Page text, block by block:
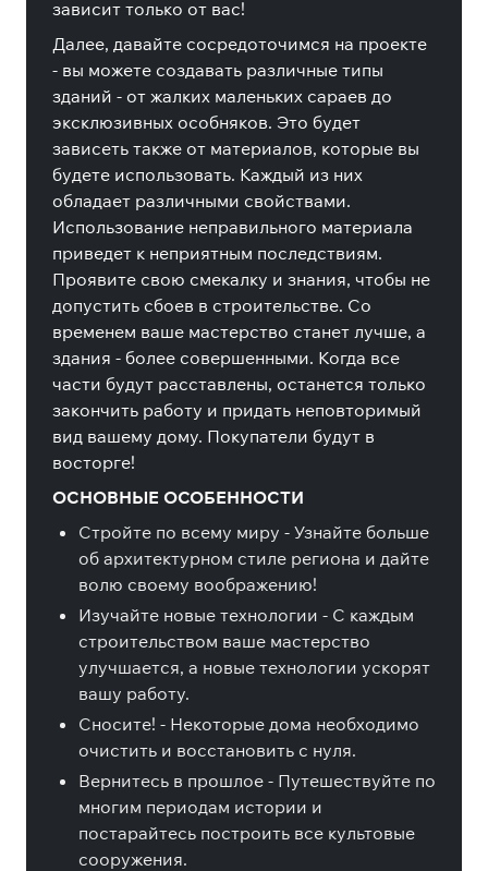
зависит только от вас!
Далее, давайте сосредоточимся на проекте
- вы можете создавать различные типы
зданий - от жалких маленьких сараев до
эксклюзивных особняков. Это будет
зависеть также от материалов, которые вы
будете использовать. Каждый из них
обладает различными свойствами.
Использование неправильного материала
приведет к неприятным последствиям.
Проявите свою смекалку и знания, чтобы не
допустить сбоев в строительстве. Со
временем ваше мастерство станет лучше, а
здания - более совершенными. Когда все
части будут расставлены, останется только
закончить работу и придать неповторимый
вид вашему дому. Покупатели будут в
восторге!
ОСНОВНЫЕ ОСОБЕННОСТИ
Стройте по всему миру - Узнайте больше
об архитектурном стиле региона и дайте
волю своему воображению!
Изучайте новые технологии - С каждым
строительством ваше мастерство
улучшается, а новые технологии ускорят
вашу работу.
Сносите! - Некоторые дома необходимо
очистить и восстановить с нуля.
Вернитесь в прошлое - Путешествуйте по
многим периодам истории и
постарайтесь построить все культовые
сооружения.